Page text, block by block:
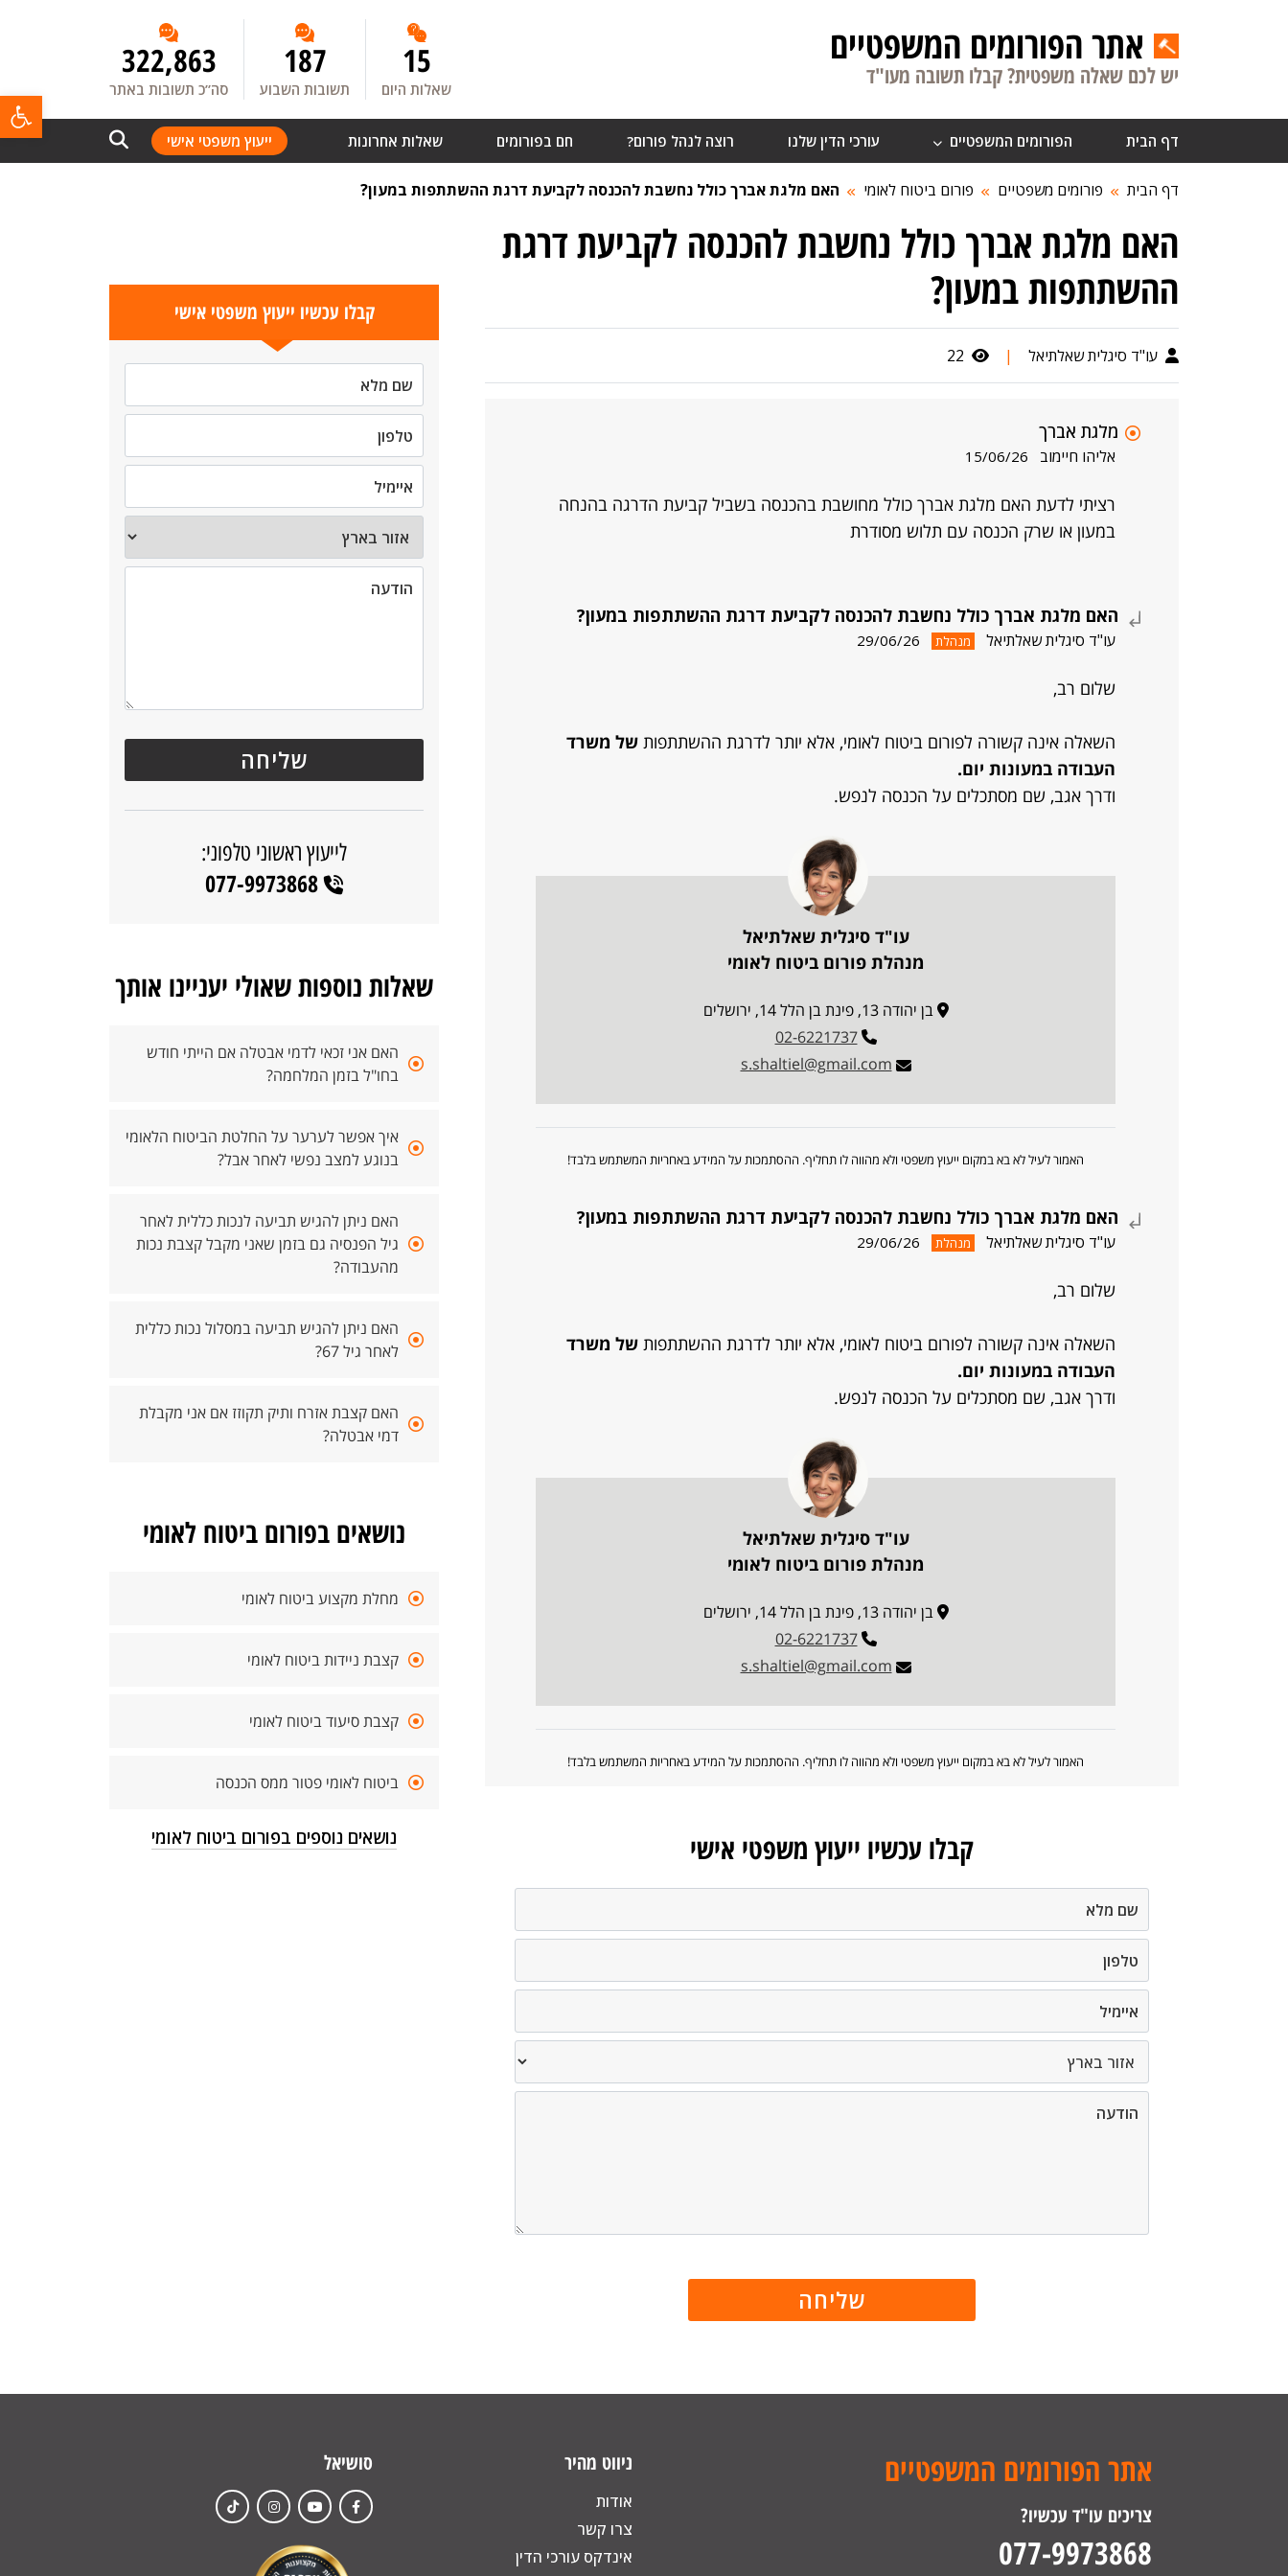
אתר הפורומים המשפטיים
יש לכם שאלה משפטית? קבלו תשובה מעו"ד 15
שאלות היום
187
תשובות השבוע
322,863
סה”כ תשובות באתר
דף הבית הפורומים המשפטיים עורכי הדין שלנו רוצה לנהל פורום? חם בפורומים שאלות אחרונות ייעוץ משפטי אישי
דף הבית פורומים משפטיים פורום ביטוח לאומי האם מלגת אברך כולל נחשבת להכנסה לקביעת דרגת ההשתתפות במעון?
האם מלגת אברך כולל נחשבת להכנסה לקביעת דרגת
ההשתתפות במעון?
עו"ד סיגלית שאלתיאל |
22
מלגת אברך
אליהו חיימוב 15/06/26
רציתי לדעת האם מלגת אברך כולל מחושבת בהכנסה בשביל קביעת הדרגה בהנחה
במעון או שרק הכנסה עם תלוש מסודרת
האם מלגת אברך כולל נחשבת להכנסה לקביעת דרגת ההשתתפות במעון?
עו"ד סיגלית שאלתיאל מנהלת 29/06/26
שלום רב,
השאלה אינה קשורה לפורום ביטוח לאומי, אלא יותר לדרגת ההשתתפות של משרד
העבודה במעונות יום.
ודרך אגב, שם מסתכלים על הכנסה לנפש.
עו"ד סיגלית שאלתיאל
מנהלת פורום ביטוח לאומי
בן יהודה 13, פינת בן הלל 14, ירושלים
02-6221737
s.shaltiel@gmail.com
האמור לעיל לא בא במקום ייעוץ משפטי ולא מהווה לו תחליף. ההסתמכות על המידע באחריות המשתמש בלבד!
האם מלגת אברך כולל נחשבת להכנסה לקביעת דרגת ההשתתפות במעון?
עו"ד סיגלית שאלתיאל מנהלת 29/06/26
שלום רב,
השאלה אינה קשורה לפורום ביטוח לאומי, אלא יותר לדרגת ההשתתפות של משרד
העבודה במעונות יום.
ודרך אגב, שם מסתכלים על הכנסה לנפש.
עו"ד סיגלית שאלתיאל
מנהלת פורום ביטוח לאומי
בן יהודה 13, פינת בן הלל 14, ירושלים
02-6221737
s.shaltiel@gmail.com
האמור לעיל לא בא במקום ייעוץ משפטי ולא מהווה לו תחליף. ההסתמכות על המידע באחריות המשתמש בלבד!
קבלו עכשיו ייעוץ משפטי אישי
קבלו עכשיו ייעוץ משפטי אישי
לייעוץ ראשוני טלפוני:
077-9973868
שאלות נוספות שאולי יעניינו אותך
האם אני זכאי לדמי אבטלה אם הייתי חודש
בחו"ל בזמן המלחמה?
איך אפשר לערער על החלטת הביטוח הלאומי
בנוגע למצב נפשי לאחר אבל?
האם ניתן להגיש תביעה לנכות כללית לאחר
גיל הפנסיה גם בזמן שאני מקבל קצבת נכות
מהעבודה?
האם ניתן להגיש תביעה במסלול נכות כללית
לאחר גיל 67?
האם קצבת אזרח ותיק תקוזז אם אני מקבלת
דמי אבטלה?
נושאים בפורום ביטוח לאומי
מחלת מקצוע ביטוח לאומי
קצבת ניידות ביטוח לאומי
קצבת סיעוד ביטוח לאומי
ביטוח לאומי פטור ממס הכנסה
נושאים נוספים בפורום ביטוח לאומי
אתר הפורומים המשפטיים
צריכים עו"ד עכשיו?
077-9973868
ניווט מהיר
אודות
צרו קשר
אינדקס עורכי הדין
סושיאל